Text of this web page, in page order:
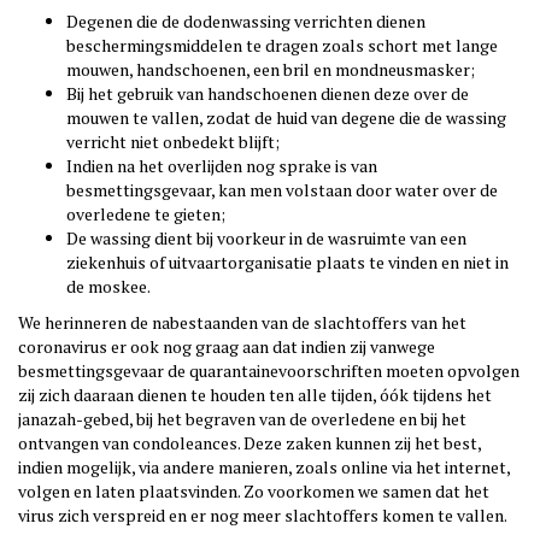
Degenen die de dodenwassing verrichten dienen
beschermingsmiddelen te dragen zoals schort met lange
mouwen, handschoenen, een bril en mondneusmasker;
Bij het gebruik van handschoenen dienen deze over de
mouwen te vallen, zodat de huid van degene die de wassing
verricht niet onbedekt blijft;
Indien na het overlijden nog sprake is van
besmettingsgevaar, kan men volstaan door water over de
overledene te gieten;
De wassing dient bij voorkeur in de wasruimte van een
ziekenhuis of uitvaartorganisatie plaats te vinden en niet in
de moskee.
We herinneren de nabestaanden van de slachtoffers van het
coronavirus er ook nog graag aan dat indien zij vanwege
besmettingsgevaar de quarantainevoorschriften moeten opvolgen
zij zich daaraan dienen te houden ten alle tijden, óók tijdens het
janazah-gebed, bij het begraven van de overledene en bij het
ontvangen van condoleances. Deze zaken kunnen zij het best,
indien mogelijk, via andere manieren, zoals online via het internet,
volgen en laten plaatsvinden. Zo voorkomen we samen dat het
virus zich verspreid en er nog meer slachtoffers komen te vallen.